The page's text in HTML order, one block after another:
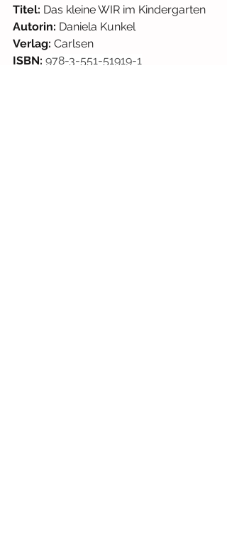
Titel: Das kleine WIR im Kindergarten
Autorin: Daniela Kunkel
Verlag: Carlsen
ISBN: 978-3-551-51919-1